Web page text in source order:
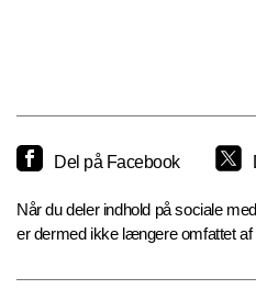
Del på Facebook
Når du deler indhold på sociale
er dermed ikke længere omfattet